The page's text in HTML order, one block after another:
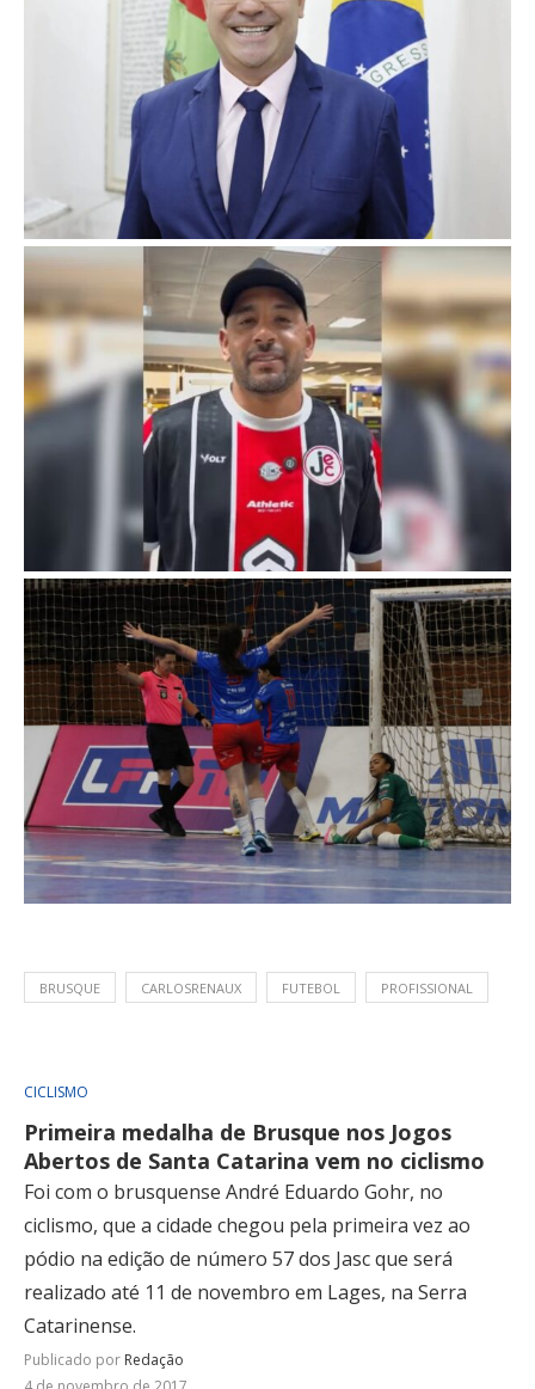
BRUSQUE CARLOSRENAUX FUTEBOL PROFISSIONAL
CICLISMO
Primeira medalha de Brusque nos Jogos
Abertos de Santa Catarina vem no ciclismo
Foi com o brusquense André Eduardo Gohr, no
ciclismo, que a cidade chegou pela primeira vez ao
pódio na edição de número 57 dos Jasc que será
realizado até 11 de novembro em Lages, na Serra
Catarinense.
Publicado por Redação